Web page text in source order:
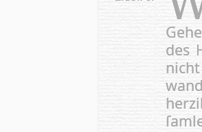
des